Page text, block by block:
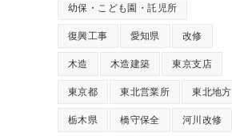
幼保・こども園・託児所
復興工事 愛知県 改修
木造 木造建築 東京支店
東京都 東北営業所 東北地方
栃木県 橋守保全 河川改修